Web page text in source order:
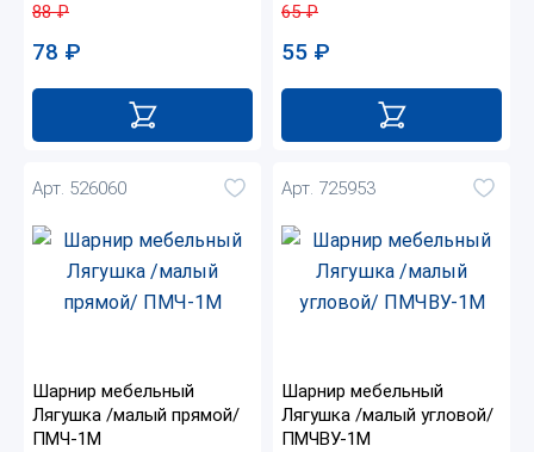
88₽
78 ₽
65₽
55 ₽
Арт. 526060
Шарнир мебельный
Лягушка /малый прямой/
ПМЧ-1М
Арт. 725953
Шарнир мебельный
Лягушка /малый угловой/
ПМЧВУ-1М